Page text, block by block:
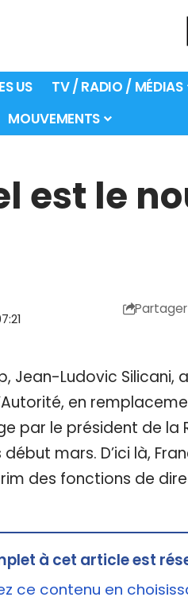
US TV / RADIO / MÉDIAS
MOUVEMENTS
est le
Partager
Jean-Ludovic Silicani,
en
par le président de la
mars. D’ici là,
des fonctions de
à cet article est
ce contenu en